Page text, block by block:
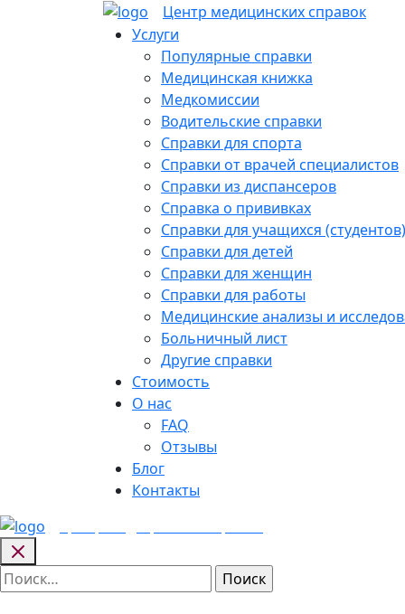
Центр медицинскихсправок
Услуги
Популярные справки
Медицинская книжка
Медкомиссии
Водительские справки
Справки для спорта
Справки от врачей специалистов
Справки из диспансеров
Справка о прививках
Справки для учащихся (студентов)
Справки для детей
Справки для женщин
Справки для работы
Медицинские анализы и
Больничный лист
Другие справки
Стоимость
О нас
FAQ
Отзывы
Блог
Контакты
Найти: